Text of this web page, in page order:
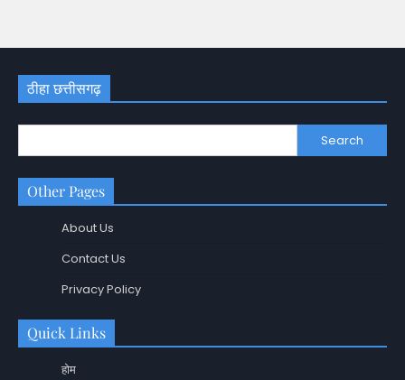
ठीहा छत्तीसगढ़
Search
Other Pages
About Us
Contact Us
Privacy Policy
Quick Links
होम